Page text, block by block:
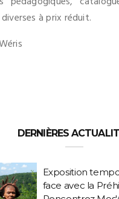
à prix réduit.
DERNIÈRES
Exposition
face avec la